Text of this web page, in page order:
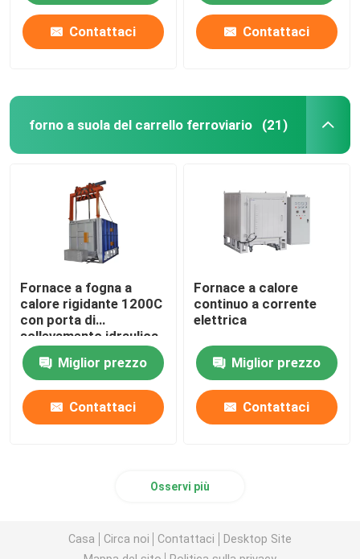
Contattaci Contattaci
forno a suola del carrello ferroviario (21)
Fornace a fogna a
calore rigidante 1200C
con porta di
sollevamento idraulica
Miglior prezzo
Contattaci
Fornace a calore
continuo a corrente
elettrica
Miglior prezzo
Contattaci
Osservi più
Casa Circa noi Contattaci
Desktop Site